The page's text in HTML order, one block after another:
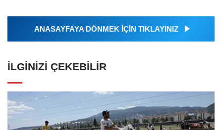
ANASAYFAYA DÖNMEK İÇİN TIKLAYINIZ
İLGINIZI ÇEKEBILIR